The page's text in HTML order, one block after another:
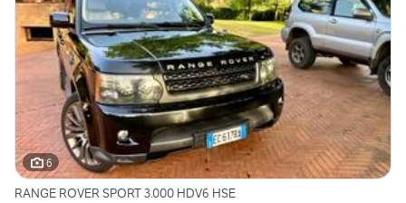
6
RANGE ROVER SPORT 3.000 HDV6 HSE